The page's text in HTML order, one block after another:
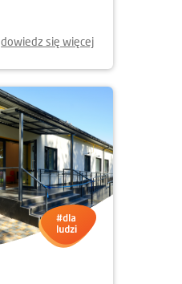
dowiedz się więcej